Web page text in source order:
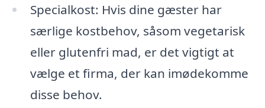
Specialkost: Hvis dine gæster har
særlige kostbehov, såsom vegetarisk
eller glutenfri mad, er det vigtigt at
vælge et firma, der kan imødekomme
disse behov.